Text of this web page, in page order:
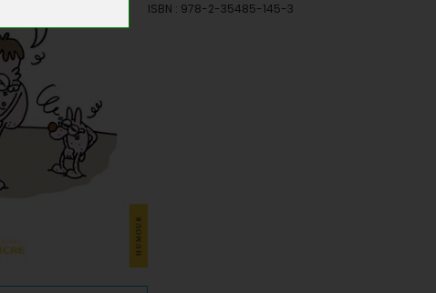
ISBN : 978-2-35485-145-3